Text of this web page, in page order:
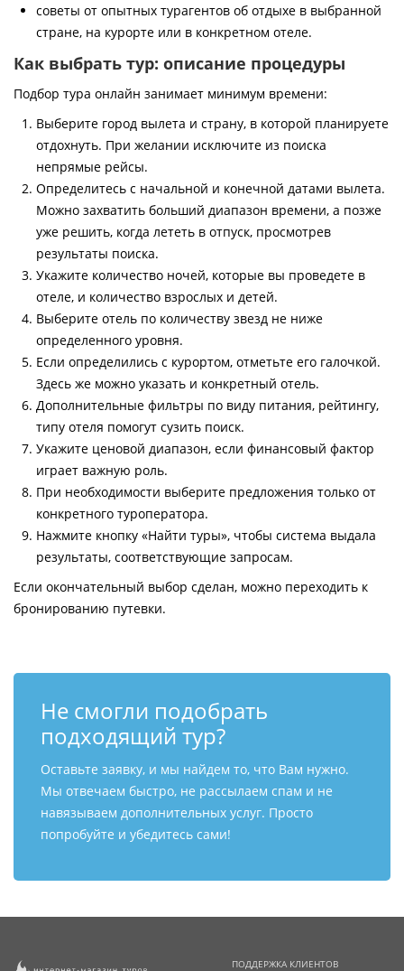
советы от опытных турагентов об отдыхе в выбранной
стране, на курорте или в конкретном отеле.
Как выбрать тур: описание процедуры
Подбор тура онлайн занимает минимум времени:
Выберите город вылета и страну, в которой планируете
отдохнуть. При желании исключите из поиска
непрямые рейсы.
Определитесь с начальной и конечной датами вылета.
Можно захватить больший диапазон времени, а позже
уже решить, когда лететь в отпуск, просмотрев
результаты поиска.
Укажите количество ночей, которые вы проведете в
отеле, и количество взрослых и детей.
Выберите отель по количеству звезд не ниже
определенного уровня.
Если определились с курортом, отметьте его галочкой.
Здесь же можно указать и конкретный отель.
Дополнительные фильтры по виду питания, рейтингу,
типу отеля помогут сузить поиск.
Укажите ценовой диапазон, если финансовый фактор
играет важную роль.
При необходимости выберите предложения только от
конкретного туроператора.
Нажмите кнопку «Найти туры», чтобы система выдала
результаты, соответствующие запросам.
Если окончательный выбор сделан, можно переходить к
бронированию путевки.
Не смогли подобрать
подходящий тур?
Оставьте заявку, и мы найдем то, что Вам нужно.
Мы отвечаем быстро, не рассылаем спам и не
навязываем дополнительных услуг. Просто
попробуйте и убедитесь сами!
ПОДДЕРЖКА КЛИЕНТОВ